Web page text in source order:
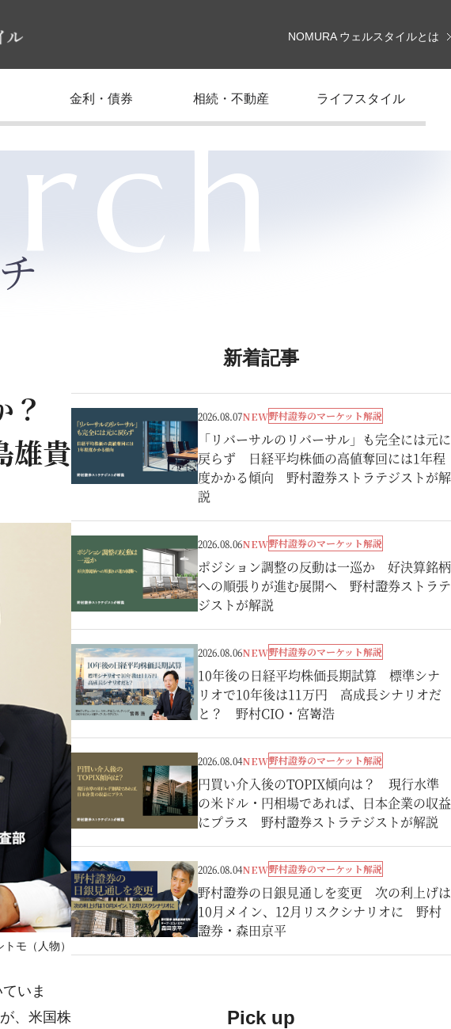
NOMURA ウェルスタイルとは
金利・債券 相続・不動産 ライフスタイル
？
雄貴
モ（人物）
いま
、米国株
新着記事
2026.08.07NEW野村證券のマーケット解説
「リバーサルのリバーサル」も完全には元に
戻らず 日経平均株価の高値奪回には1年程
度かかる傾向 野村證券ストラテジストが解
説
2026.08.06NEW野村證券のマーケット解説
ポジション調整の反動は一巡か 好決算銘柄
への順張りが進む展開へ 野村證券ストラテ
ジストが解説
2026.08.06NEW野村證券のマーケット解説
10年後の日経平均株価長期試算 標準シナ
リオで10年後は11万円 高成長シナリオだ
と？ 野村CIO・宮嵜浩
2026.08.04NEW野村證券のマーケット解説
円買い介入後のTOPIX傾向は？ 現行水準
の米ドル・円相場であれば、日本企業の収益
にプラス 野村證券ストラテジストが解説
2026.08.04NEW野村證券のマーケット解説
野村證券の日銀見通しを変更 次の利上げは
10月メイン、12月リスクシナリオに 野村
證券・森田京平
Pick up